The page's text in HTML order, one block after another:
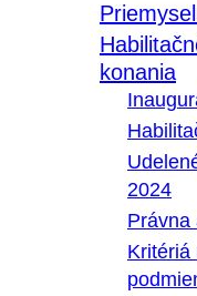
konania
2024
Právna
Kritériá